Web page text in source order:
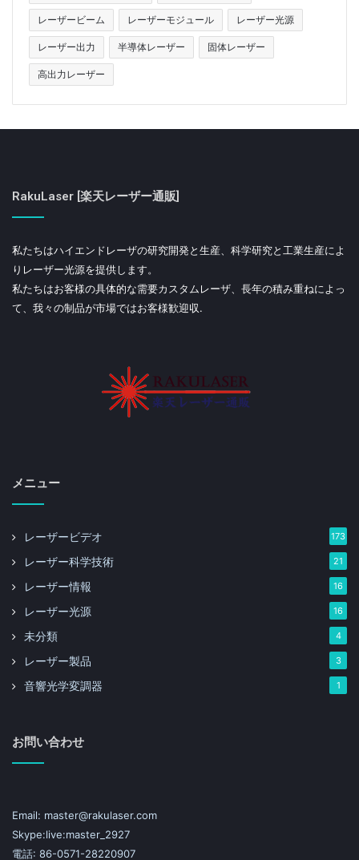
レーザービーム レーザーモジュール レーザー光源
レーザー出力 半導体レーザー 固体レーザー
高出力レーザー
RakuLaser [楽天レーザー通販]
私たちはハイエンドレーザの研究開発と生産、科学研究と工業生産によ
りレーザー光源を提供します。
私たちはお客様の具体的な需要カスタムレーザ、長年の積み重ねによっ
て、我々の制品が市場ではお客様歓迎収.
メニュー
レーザービデオ 173
レーザー科学技術 21
レーザー情報 16
レーザー光源 16
未分類 4
レーザー製品 3
音響光学変調器 1
お問い合わせ
Email: master@rakulaser.com
Skype:live:master_2927
電話: 86-0571-28220907